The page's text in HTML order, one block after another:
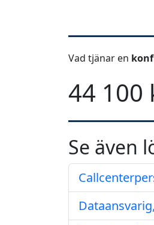
Vad tjänar en
44 100
Se även